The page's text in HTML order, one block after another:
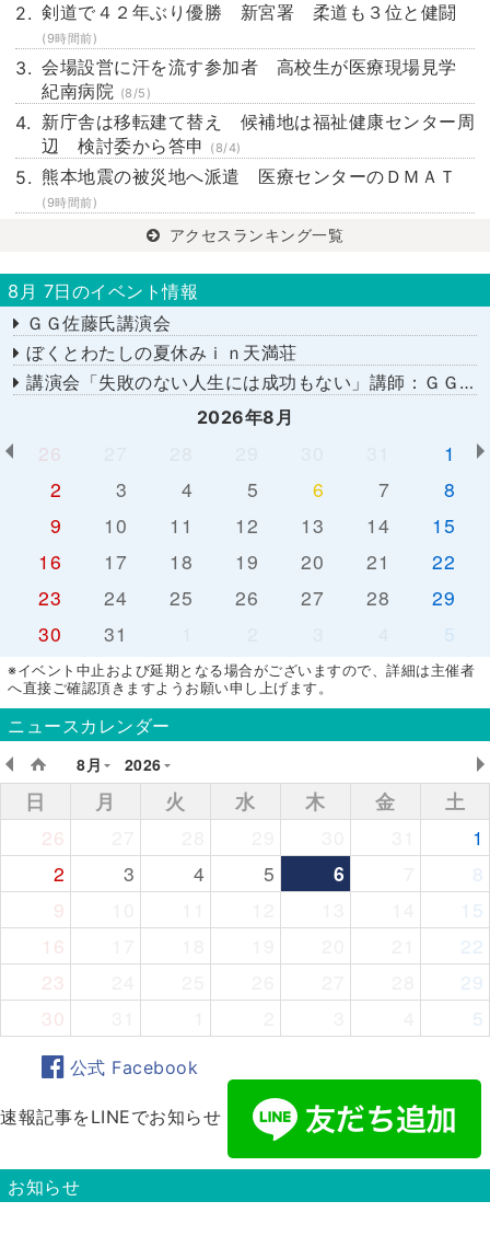
剣道で４２年ぶり優勝 新宮署 柔道も３位と健闘
(9時間前)
会場設営に汗を流す参加者 高校生が医療現場見学
紀南病院 (8/5)
新庁舎は移転建て替え 候補地は福祉健康センター周
辺 検討委から答申
(8/4)
熊本地震の被災地へ派遣 医療センターのＤＭＡＴ
(9時間前)
アクセスランキング一覧
8月 7日のイベント情報
ＧＧ佐藤氏講演会
ぼくとわたしの夏休みｉｎ天満荘
講演会「失敗のない人生には成功もない」講師：ＧＧ佐藤さん
2026年8月
26
1
2
3 4 5 6 7
8
9
10 11 12 13 14
15
16
17 18 19 20 21
22
23
24 25 26 27 28
29
30
31 5
※イベント中止および延期となる場合がございますので、詳細は主催者
へ直接ご確認頂きますようお願い申し上げます。
ニュースカレンダー
8月
2026
日 月 火 水 木 金
土
26
1
2
3 4 5 6
8
9
15
16
22
23
29
30
5
公式 Facebook
速報記事をLINEでお知らせ
お知らせ